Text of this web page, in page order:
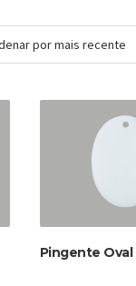
Pingente Oval